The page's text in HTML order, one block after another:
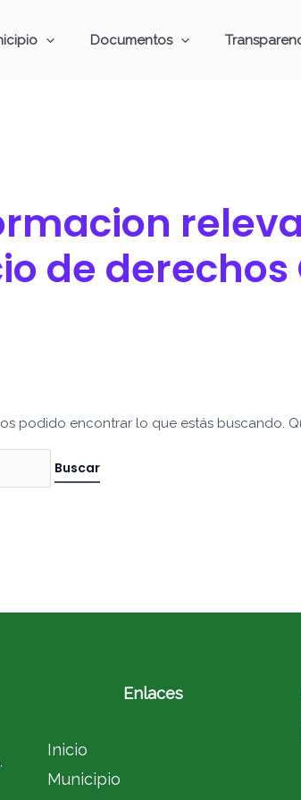
Documentos
de derechos
podido encontrar lo que estás buscando.
Enlaces
Inicio
Municipio